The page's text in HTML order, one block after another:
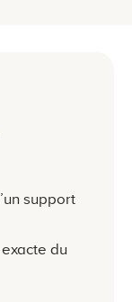
support
du